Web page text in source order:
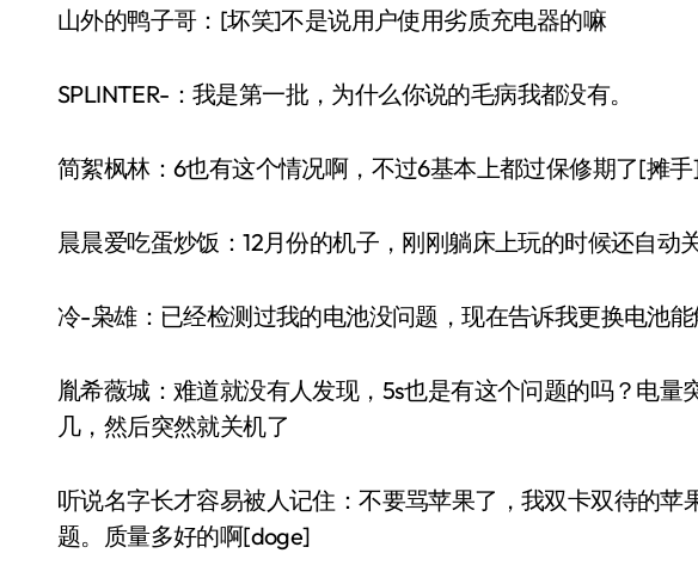
山外的鸭子哥：[坏笑]不是说用户使用劣质充电器的嘛
SPLINTER-：我是第一批，为什么你说的毛病我都没有。
简絮枫林：6也有这个情况啊，不过6基本上都过保修期了[摊
晨晨爱吃蛋炒饭：12月份的机子，刚刚躺床上玩的时候还自动
冷-枭雄：已经检测过我的电池没问题，现在告诉我更换电池能
胤希薇城：难道就没有人发现，5s也是有这个问题的吗？电量
几，然后突然就关机了
听说名字长才容易被人记住：不要骂苹果了，我双卡双待的苹
题。质量多好的啊[doge]